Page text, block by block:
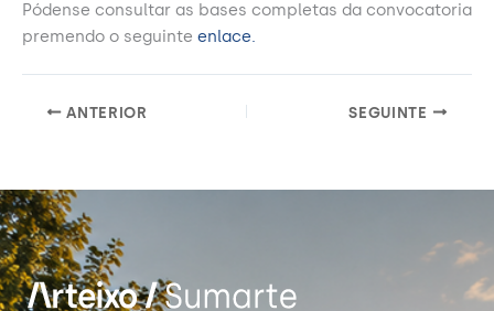
Pódense consultar as bases completas da convocatoria
premendo o seguinte enlace.
ANTERIOR SEGUINTE